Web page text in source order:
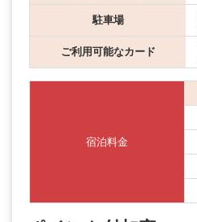
駐車場
ご利用可能なカード
宿泊料金